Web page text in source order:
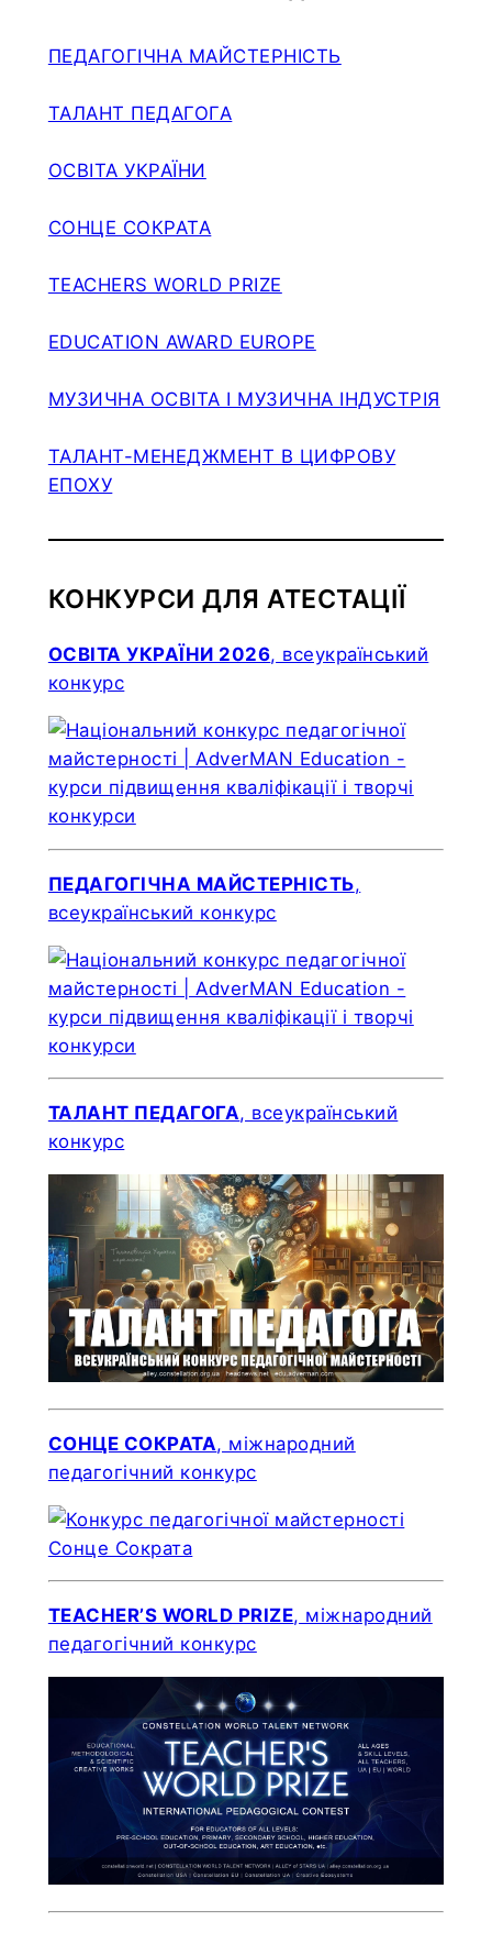
ПЕДАГОГІЧНА МАЙСТЕРНІСТЬ
ТАЛАНТ ПЕДАГОГА
ОСВІТА УКРАЇНИ
СОНЦЕ СОКРАТА
TEACHERS WORLD PRIZE
EDUCATION AWARD EUROPE
МУЗИЧНА ОСВІТА І МУЗИЧНА ІНДУСТРІЯ
ТАЛАНТ-МЕНЕДЖМЕНТ В ЦИФРОВУ
ЕПОХУ
КОНКУРСИ ДЛЯ АТЕСТАЦІЇ
ОСВІТА УКРАЇНИ 2026, всеукраїнський
конкурс
ПЕДАГОГІЧНА МАЙСТЕРНІСТЬ,
всеукраїнський конкурс
ТАЛАНТ ПЕДАГОГА, всеукраїнський
конкурс
СОНЦЕ СОКРАТА, міжнародний
педагогічний конкурс
TEACHER’S WORLD PRIZE, міжнародний
педагогічний конкурс